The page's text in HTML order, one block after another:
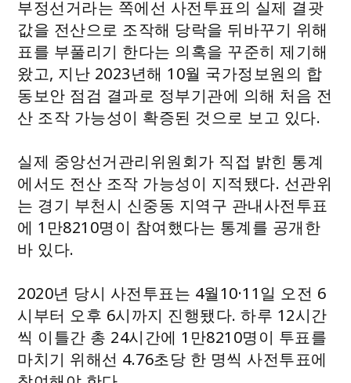
부정선거라는 쪽에선 사전투표의 실제 결괏
값을 전산으로 조작해 당락을 뒤바꾸기 위해
표를 부풀리기 한다는 의혹을 꾸준히 제기해
왔고, 지난 2023년해 10월 국가정보원의 합
동보안 점검 결과로 정부기관에 의해 처음 전
산 조작 가능성이 확증된 것으로 보고 있다.
실제 중앙선거관리위원회가 직접 밝힌 통계
에서도 전산 조작 가능성이 지적됐다. 선관위
는 경기 부천시 신중동 지역구 관내사전투표
에 1만8210명이 참여했다는 통계를 공개한
바 있다.
2020년 당시 사전투표는 4월10·11일 오전 6
시부터 오후 6시까지 진행됐다. 하루 12시간
씩 이틀간 총 24시간에 1만8210명이 투표를
마치기 위해선 4.76초당 한 명씩 사전투표에